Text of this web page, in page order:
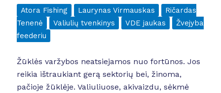
Atora Fishing Laurynas Virmauskas
Ričardas
Tenenė
Valiulių tvenkinys VDE jaukas
Žvejyba
feederiu
Žūklės varžybos neatsiejamos nuo fortūnos. Jos
reikia ištraukiant gerą sektorių bei, žinoma,
pačioje žūklėje. Valiuliuose, akivaizdu, sėkmė